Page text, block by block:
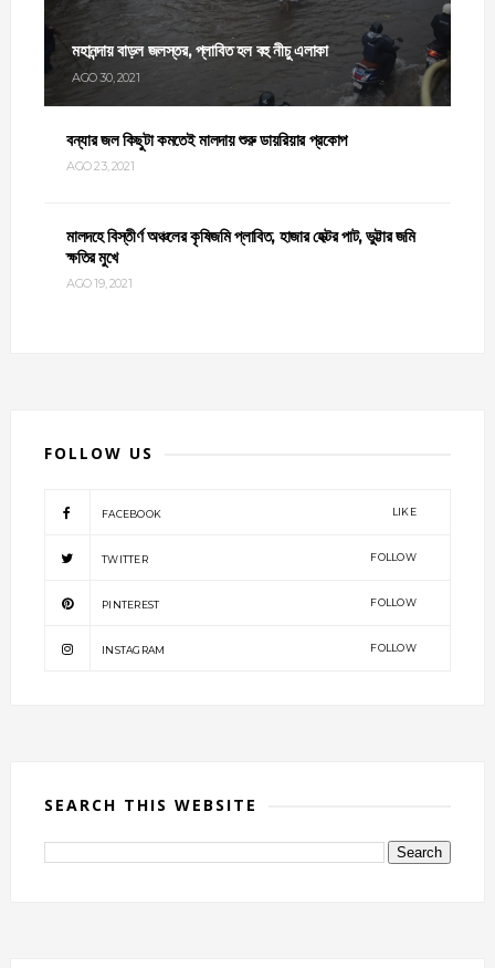
মহানন্দায় বাড়ল জলস্তর, প্লাবিত হল বহু নীচু এলাকা
AGO 30, 2021
বন্যার জল কিছুটা কমতেই মালদায় শুরু ডায়রিয়ার প্রকোপ
AGO 23, 2021
মালদহে বিস্তীর্ণ অঞ্চলের কৃষিজমি প্লাবিত, হাজার হেক্টর পাট, ভুট্টার জমি
ক্ষতির মুখে
AGO 19, 2021
FOLLOW US
FACEBOOK LIKE
TWITTER FOLLOW
PINTEREST FOLLOW
INSTAGRAM FOLLOW
SEARCH THIS WEBSITE